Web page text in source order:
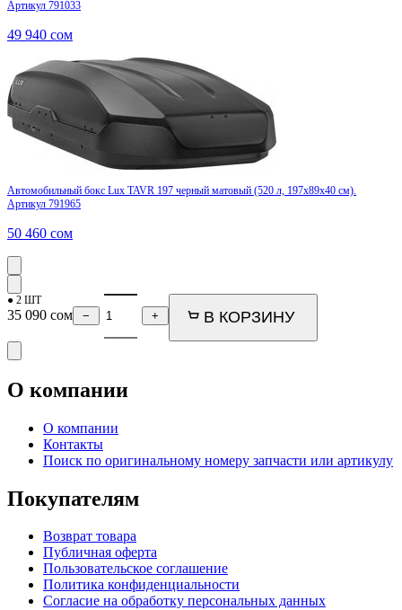
Артикул 791033
49 940 сом
Автомобильный бокс Lux TAVR 197 черный матовый (520 л, 197х89х40 см).
Артикул 791965
50 460 сом
● 2 ШТ
35 090 сом − + В КОРЗИНУ
О компании
О компании
Контакты
Поиск по оригинальному номеру запчасти или артикулу
Покупателям
Возврат товара
Публичная оферта
Пользовательское соглашение
Политика конфиденциальности
Согласие на обработку персональных данных